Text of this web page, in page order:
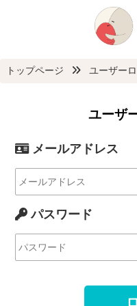
トップページ ユーザーロ
ユーザ
メールアドレス
パスワード